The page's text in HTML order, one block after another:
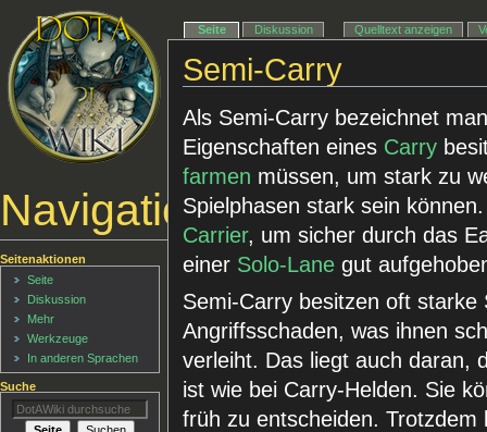
Semi-Carry
Als Semi-Carry bezeichnet
Eigenschaften eines Carry
farmen müssen, um stark zu
Spielphasen stark sein
Carrier, um sicher durch das
einer Solo-Lane gut
Semi-Carry besitzen oft starke
Angriffsschaden, was ihnen
verleiht. Das liegt auch daran,
ist wie bei Carry-Helden. Sie
früh zu entscheiden.
Navigationsmenü
Seite Diskussion Quelltext anzeigen
Seitenaktionen
Seite
Diskussion
Mehr
Werkzeuge
In anderen Sprachen
Suche